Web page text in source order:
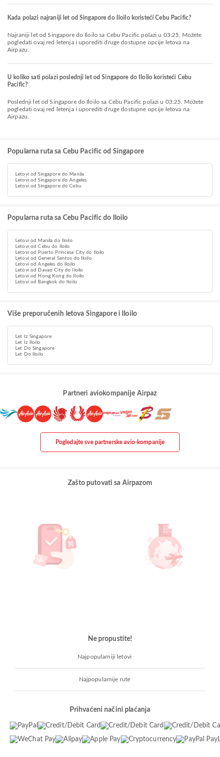
Kada polazi najraniji let od Singapore do Iloilo koristeći Cebu Pacific?
Najraniji let od Singapore do Iloilo sa Cebu Pacific polazi u 03:25. Možete
pogledati ovaj red letenja i uporediti druge dostupne opcije letova na
Airpazu.
U koliko sati polazi poslednji let od Singapore do Iloilo koristeći Cebu
Pacific?
Poslednji let od Singapore do Iloilo sa Cebu Pacific polazi u 03:25. Možete
pogledati ovaj red letenja i uporediti druge dostupne opcije letova na
Airpazu.
Popularna ruta sa Cebu Pacific od Singapore
Letovi od Singapore do Manila
Letovi od Singapore do Angeles
Letovi od Singapore do Cebu
Popularna ruta sa Cebu Pacific do Iloilo
Letovi od Manila do Iloilo
Letovi od Cebu do Iloilo
Letovi od Puerto Princesa City do Iloilo
Letovi od General Santos do Iloilo
Letovi od Angeles do Iloilo
Letovi od Davao City do Iloilo
Letovi od Hong Kong do Iloilo
Letovi od Bangkok do Iloilo
Više preporučenih letova Singapore i Iloilo
Let Iz Singapore
Let Iz Iloilo
Let Do Singapore
Let Do Iloilo
Partneri aviokompanije Airpaz
Pogledajte sve partnerske avio-kompanije
Zašto putovati sa Airpazom
Ne propustite!
Najpopularniji letovi
Najpopularnije rute
Prihvaćeni načini plaćanja